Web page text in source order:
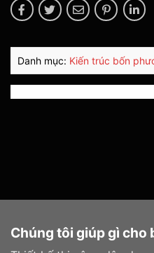
Danh mục: Kiến trúc bốn
Chúng tôi giúp gì cho